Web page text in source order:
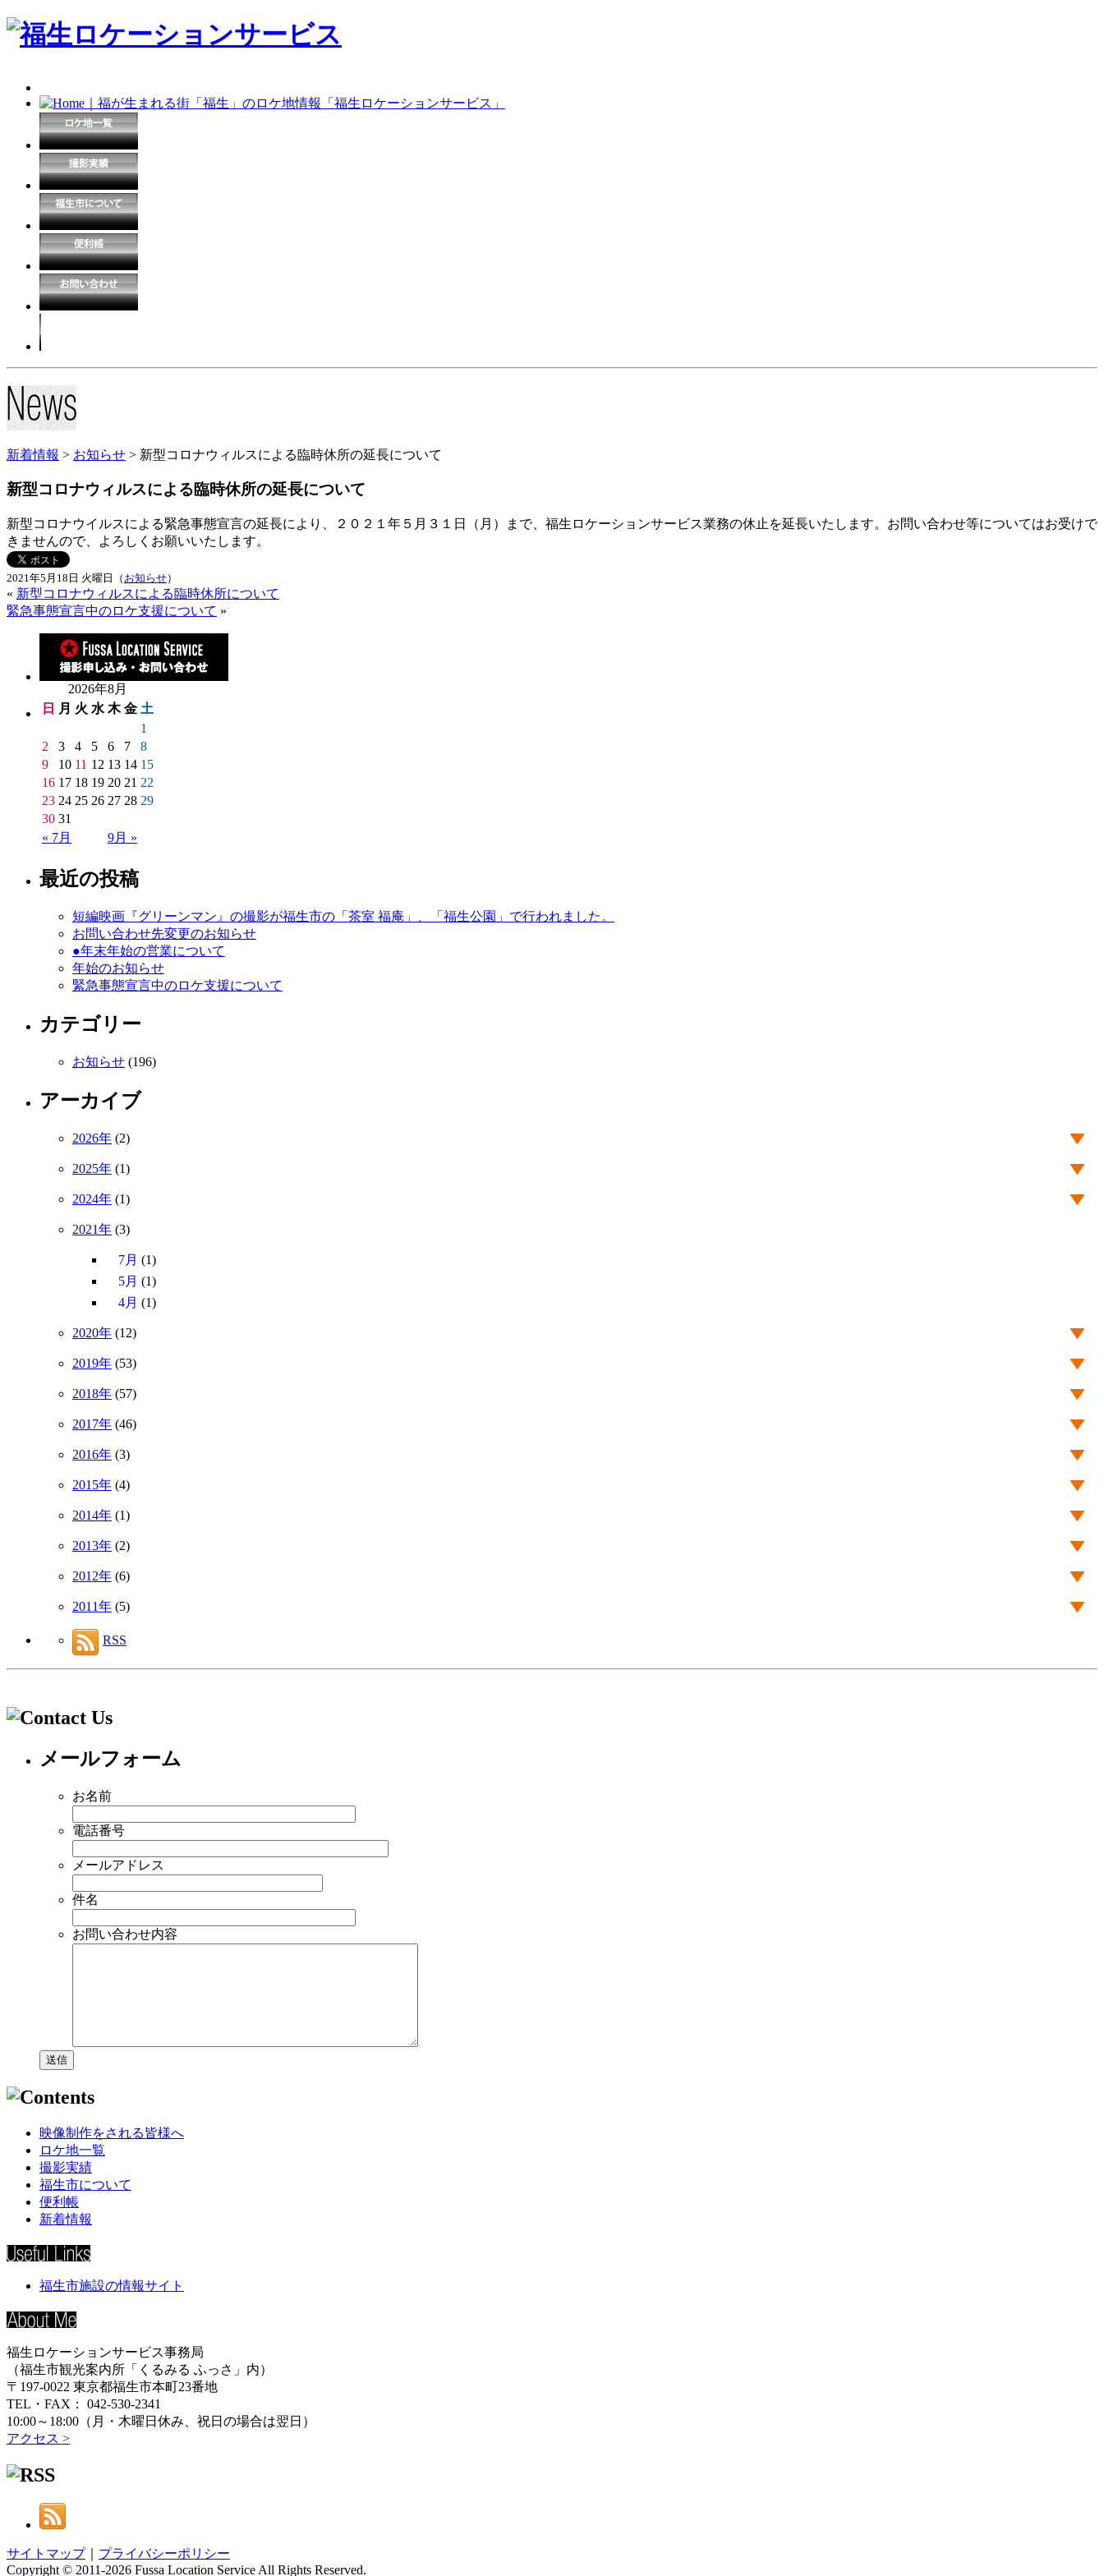
新着情報 > お知らせ > 新型コロナウィルスによる臨時休所の延長について
新型コロナウィルスによる臨時休所の延長について
新型コロナウイルスによる緊急事態宣言の延長により、２０２１年５月３１日（月）まで、福生ロケーションサービス業務の休止を延長いたします。お問い合わせ等についてはお受けで
きませんので、よろしくお願いいたします。
2021年5月18日 火曜日（ お知らせ）
« 新型コロナウィルスによる臨時休所について
緊急事態宣言中のロケ支援について »
2026年8月
日
月 火 水 木 金 土
1
2
3 4 5 6 7
8
9
10 11 12 13 14 15
16 17 18 19 20 21 22
23 24 25 26 27 28 29
30 31
« 7月
9月 »
最近の投稿
短編映画『グリーンマン』の撮影が福生市の「茶室 福庵」、「福生公園」で行われました。
お問い合わせ先変更のお知らせ
●年末年始の営業について
年始のお知らせ
緊急事態宣言中のロケ支援について
カテゴリー
お知らせ (196)
アーカイブ
2026年 (2)
2025年 (1)
2024年 (1)
2021年 (3)
7月 (1)
5月 (1)
4月 (1)
2020年 (12)
2019年 (53)
2018年 (57)
2017年 (46)
2016年 (3)
2015年 (4)
2014年 (1)
2013年 (2)
2012年 (6)
2011年 (5)
RSS
メールフォーム
お名前
電話番号
メールアドレス
件名
お問い合わせ内容
映像制作をされる皆様へ
ロケ地一覧
撮影実績
福生市について
便利帳
新着情報
福生市施設の情報サイト
福生ロケーションサービス事務局
（福生市観光案内所「くるみる ふっさ」内）
〒197-0022 東京都福生市本町23番地
TEL・FAX： 042-530-2341
10:00～18:00（月・木曜日休み、祝日の場合は翌日）
アクセス >
サイトマップ｜ プライバシーポリシー
Copyright © 2011-2026 Fussa Location Service All Rights Reserved.